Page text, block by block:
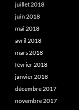
juillet 2018
juin 2018
mai 2018
avril 2018
mars 2018
février 2018
janvier 2018
décembre 2017
novembre 2017